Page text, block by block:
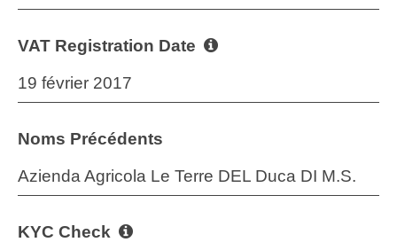
VAT Registration Date
19 février 2017
Noms Précédents
Azienda Agricola Le Terre DEL Duca DI M.S.
KYC Check